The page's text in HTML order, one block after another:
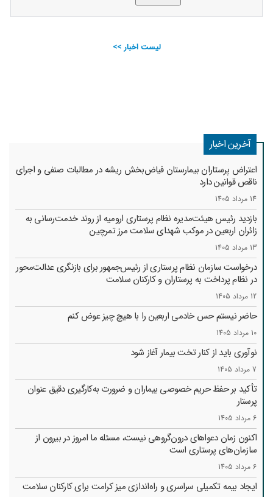
لیست اخبار >>
آخرین اخبار
اعتراض پرستاران بیمارستان فیاض‌بخش ریشه در مطالبات صنفی و اجرای
ناقص قوانین دارد
14 مرداد 1405
بازدید رئیس هیئت‌مدیره نظام پرستاری ارومیه از روند خدمت‌رسانی به
زائران اربعین در موکب شهدای سلامت مرز تمرچین
13 مرداد 1405
درخواست سازمان نظام پرستاری از رئیس‌جمهور برای بازنگری عدالت‌محور
در نظام پرداخت به پرستاران و کارکنان سلامت
12 مرداد 1405
حاضر نیستم حس خادمی اربعین را با هیچ چیز عوض کنم
10 مرداد 1405
نوآوری باید از کنار تخت بیمار آغاز شود
7 مرداد 1405
تأکید بر حفظ حریم خصوصی بیماران و ضرورت به‌کارگیری دقیق عنوان
پرستار
6 مرداد 1405
اکنون زمان دعواهای درون‌گروهی نیست، مسئله ما امروز در بیرون از
سازمان‌های پرستاری است
6 مرداد 1405
ایجاد بیمه تکمیلی سراسری و راه‌اندازی میز کرامت برای کارکنان سلامت